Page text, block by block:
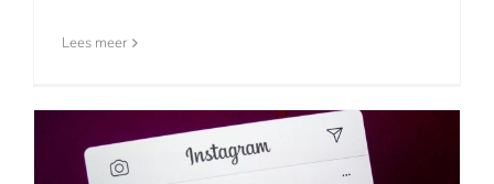
Lees meer